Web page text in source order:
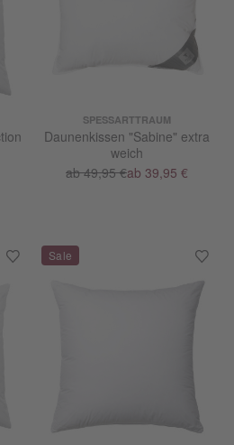
SPESSARTTRAUM
Daunenkissen "Sabine" extra
weich
ab 49,95 €ab 39,95 €